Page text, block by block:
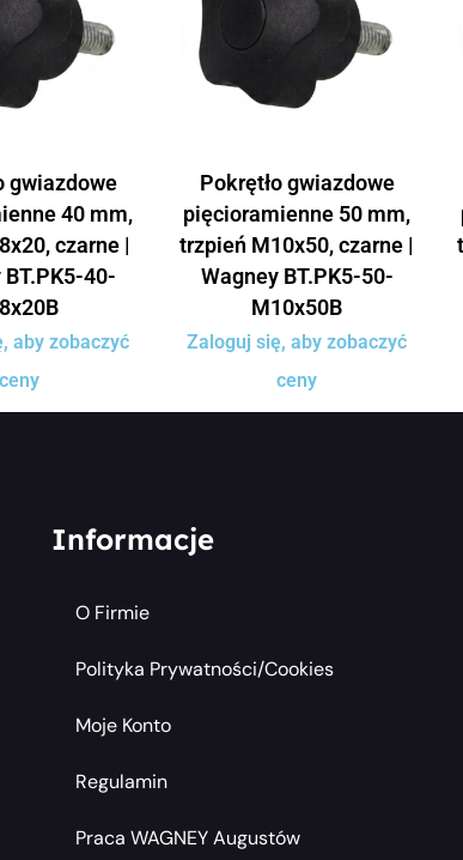
gwiazdowe
40 mm,
czarne |
40-
aby zobaczyć
ceny
Pokrętło gwiazdowe
pięcioramienne 50 mm,
trzpień M10x50, czarne |
Wagney BT.PK5-50-
M10x50B
Zaloguj się, aby zobaczyć
ceny
Informacje
O Firmie
Polityka Prywatności/cookies
Moje Konto
Regulamin
Praca WAGNEY Augustów